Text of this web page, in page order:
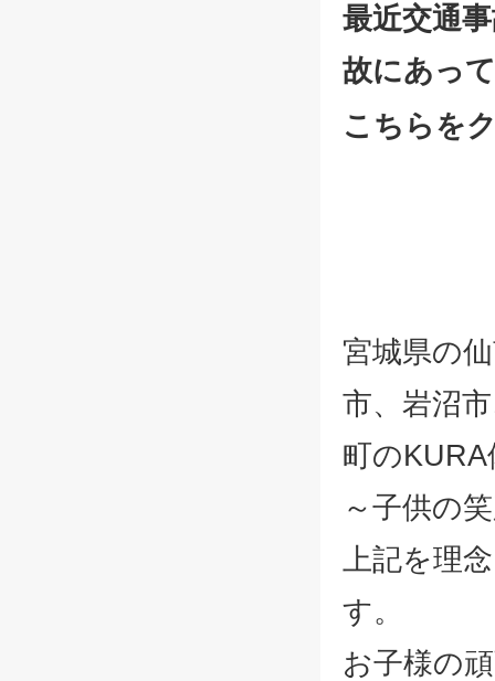
最近交通
故にあっ
こちら
宮城県の
市、岩沼
町の
～子供の
上記を理
す。
お子様の